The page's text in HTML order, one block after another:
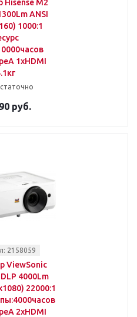
Hisense M2
ANSI
1000:1
1xHDMI
руб.
2158059
ViewSonic
4000Lm
22000:1
2xHDMI